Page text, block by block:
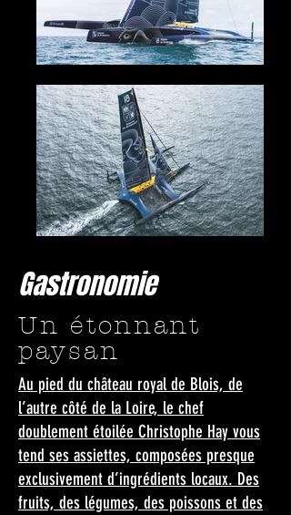
Gastronomie
Un étonnant
paysan
Au pied du château royal de Blois, de
l’autre côté de la Loire, le chef
doublement étoilée Christophe Hay vous
tend ses assiettes, composées presque
exclusivement d’ingrédients locaux. Des
fruits, des légumes, des poissons et des